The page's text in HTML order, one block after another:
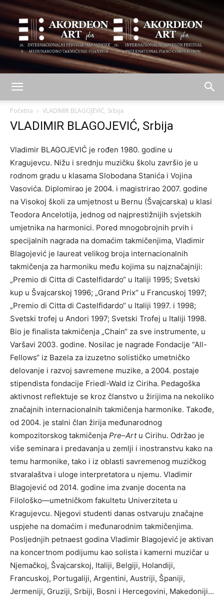
plus
Početna VLADIMIR BLAGOJEVIĆ, Srbija
VLADIMIR BLAGOJEVIĆ, Srbija
Vladimir BLAGOJEVIĆ je rođen 1980. godine u
Kragujevcu. Nižu i srednju muzičku školu završio je u
rodnom gradu u klasama Slobodana Stanića i Vojina
Vasovića. Diplomirao je 2004. i magistrirao 2007. godine
na Visokoj školi za umjetnost u Bernu (Švajcarska) u klasi
Teodora Ancelotija, jednog od najprestižnijih svjetskih
umjetnika na harmonici. Pored mnogobrojnih prvih i
specijalnih nagrada na domaćim takmičenjima, Vladimir
Blagojević je laureat velikog broja internacionalnih
takmičenja za harmoniku među kojima su najznačajniji:
„Premio di Citta di Castelfidardo“ u Italiji 1995; Svetski
kup u Švajcarskoj 1996; „Grand Prix“ u Francuskoj 1997;
„Premio di Citta di Castelfidardo“ u Italiji 1997. i 1998;
Svetski trofej u Andori 1997; Svetski Trofej u Italiji 1998.
Bio je finalista takmičenja „Chain“ za sve instrumente, u
Varšavi 2003. godine. Nosilac je nagrade Fondacije “All-
Fellows“ iz Bazela za izuzetno solističko umetničko
delovanje i razvoj savremene muzike, a 2004. postaje
stipendista fondacije Friedl-Wald iz Ciriha. Pedagoška
aktivnost reflektuje se kroz članstvo u žirijima na nekoliko
značajnih internacionalnih takmičenja harmonike. Takođe,
od 2004. je stalni član žirija međunarodnog
kompozitorskog takmičenja Pre–Artu Cirihu. Održao je
više seminara i predavanja u zemlji i inostranstvu kako na
temu harmonike, tako i iz oblasti savremenog muzičkog
stvaralaštva i uloge interpretatora u njemu. Vladimir
Blagojević od 2014. godine ima zvanje docenta na
Filološko—umetničkom fakultetu Univerziteta u
Kragujevcu. Njegovi studenti danas ostvaruju značajne
uspjehe na domaćim i međunarodnim takmičenjima.
Posljednjih petnaest godina Vladimir Blagojević je aktivan
na koncertnom podijumu kao solista i kamerni muzičar u
Njemačkoj, Švajcarskoj, Italiji, Belgiji, Holandiji,
Francuskoj, Portugaliji, Argentini, Austriji, Španiji,
Jermeniji, Gruziji, Srbiji, Bosni i Hercegovini, Makedoniji…